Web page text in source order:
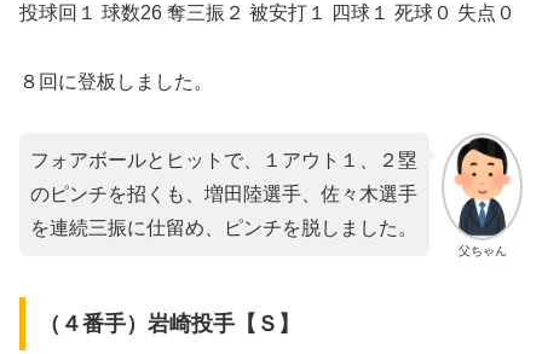
投球回１ 球数26 奪三振２ 被安打１ 四球１ 死球０ 失点０
８回に登板しました。
父ちゃん
フォアボールとヒットで、１アウト１、２塁
のピンチを招くも、増田陸選手、佐々木選手
を連続三振に仕留め、ピンチを脱しました。
（４番手）岩崎投手【Ｓ】